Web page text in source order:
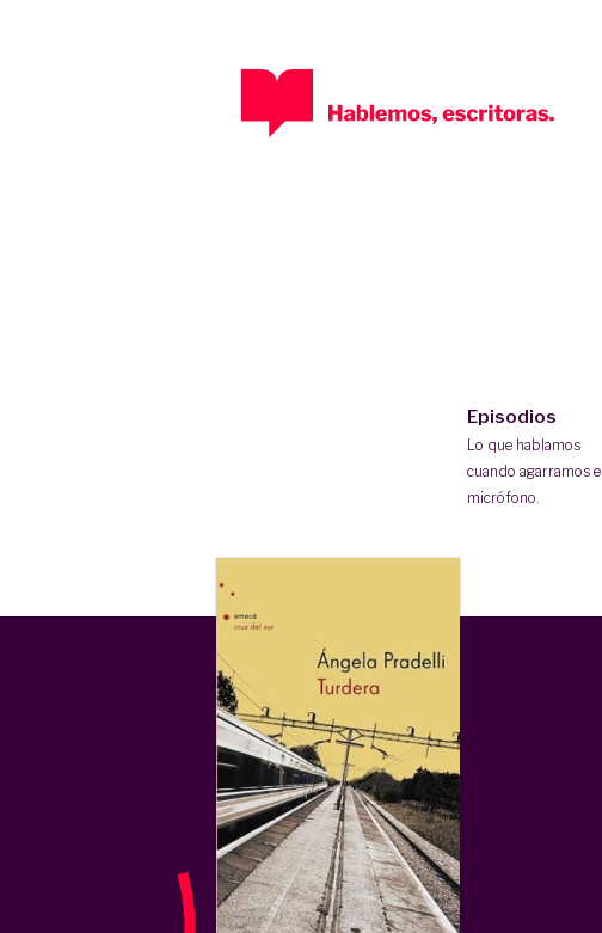
Episodios
Lo que hablamos
cuando agarramos el
micrófono.